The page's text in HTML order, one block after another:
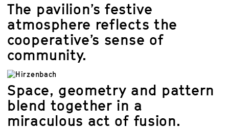
The pavilion’s festive
atmosphere reflects the
cooperative’s sense of
community.
Space, geometry and pattern
blend together in a
miraculous act of fusion.